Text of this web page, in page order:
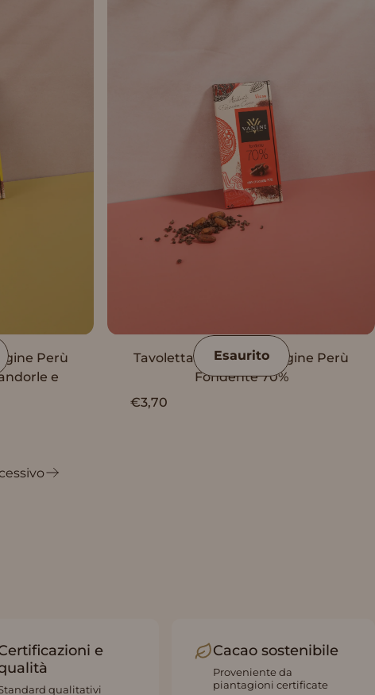
Perù
e
Esaurito
Tavoletta Vanini Monorigine Perù
Fondente 70%
€3,70
e
qualitativi
Cacao sostenibile
Proveniente da
piantagioni certificate